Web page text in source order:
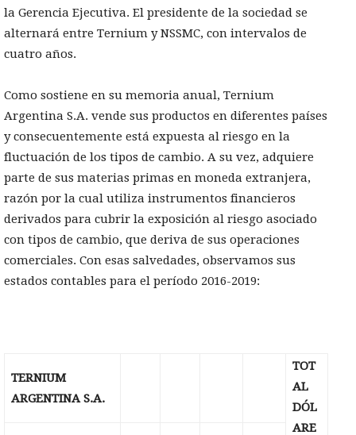
la Gerencia Ejecutiva. El presidente de la sociedad se
alternará entre Ternium y NSSMC, con intervalos de
cuatro años.
Como sostiene en su memoria anual, Ternium
Argentina S.A. vende sus productos en diferentes países
y consecuentemente está expuesta al riesgo en la
fluctuación de los tipos de cambio. A su vez, adquiere
parte de sus materias primas en moneda extranjera,
razón por la cual utiliza instrumentos financieros
derivados para cubrir la exposición al riesgo asociado
con tipos de cambio, que deriva de sus operaciones
comerciales. Con esas salvedades, observamos sus
estados contables para el período 2016-2019:
TERNIUM
ARGENTINA S.A.
TOT
AL
DÓL
ARE